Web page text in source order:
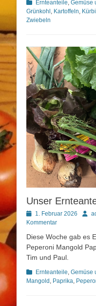
Kategorien
Ernteanteile, Gemüse
Grünkohl , Kartoffeln,
Zwiebeln
Unser
Posted
on
1. Februar 2026 Autor
Kommentar
Diese Woche gab es
Peperoni Mangold
Tim und Paul.
Kategorien
Ernteanteile, Gemüse
Mangold , Paprika,